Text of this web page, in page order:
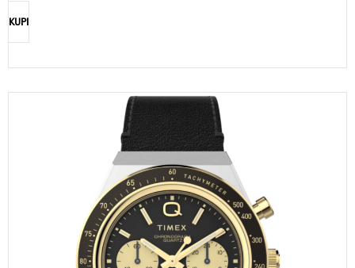
KUPI